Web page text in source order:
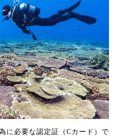
に必要な認定証（Cカード）で